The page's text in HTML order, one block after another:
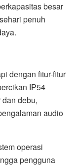
besar
penuh
dengan fitur-fitur
IP54
debu,
audio
operasi
pengguna